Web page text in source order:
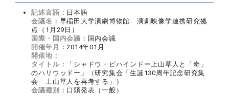
記述言語： 日本語
会議名： 早稲田大学演劇博物館 演劇映像学連携研究拠
点（1月29日）
国際・国内会議： 国内会議
開催年月： 2014年01月
開催地：
タイトル：
「シャドウ・ビハインドー上山草人と「奇」
のハリウッドー」（研究集会「生誕130周年記念研究集
会 上山草人を再考する」）
会議種別： 口頭発表（一般）